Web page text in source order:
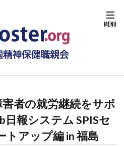
者の就労継続をサポ
日報システム SPISセ
トアップ編 in 福島